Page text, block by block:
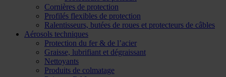
Cornières de protection
Profilés flexibles de protection
Ralentisseurs, butées de roues et protecteurs de câbles
Aérosols techniques
Protection du fer & de l’acier
Graisse, lubrifiant et dégraissant
Nettoyants
Produits de colmatage